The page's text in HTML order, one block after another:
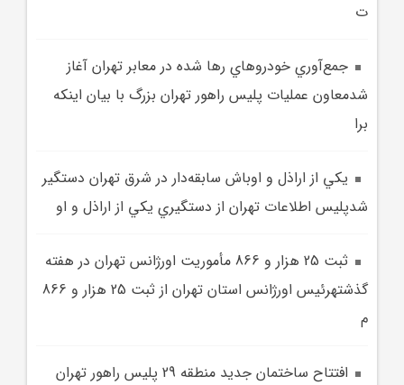
ت
جمع‌آوري خودروهاي رها شده در معابر تهران آغاز
شدمعاون عمليات پليس راهور تهران بزرگ با بيان اينکه
برا
يکي از اراذل و اوباش سابقه‌دار در شرق تهران دستگير
شدپليس اطلاعات تهران از دستگيري يکي از اراذل و او
ثبت 25 هزار و 866 مأموريت اورژانس تهران در هفته
گذشتهرئيس اورژانس استان تهران از ثبت 25 هزار و 866
م
افتتاح ساختمان جديد منطقه 29 پليس راهور تهران